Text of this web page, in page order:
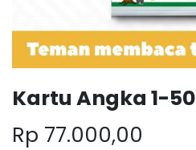
Kartu Angka 1-50
Rp 77.000,00